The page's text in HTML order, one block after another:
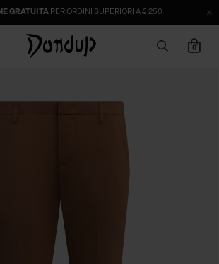
GRATUITAPER ORDINI SUPERIORI A € 250
0